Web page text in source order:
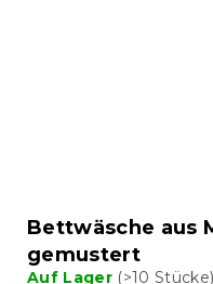
Bettwäsche aus
gemustert
Auf Lager (>10 Stücke)